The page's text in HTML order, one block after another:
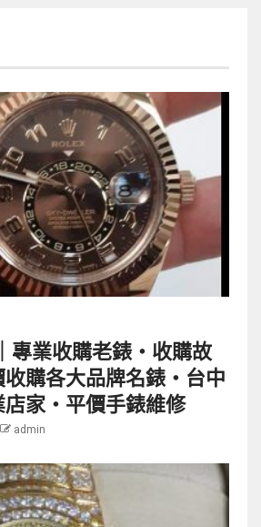
專業收購老錶・收購故
收購各大品牌名錶・台中
家・平價手錶維修
admin